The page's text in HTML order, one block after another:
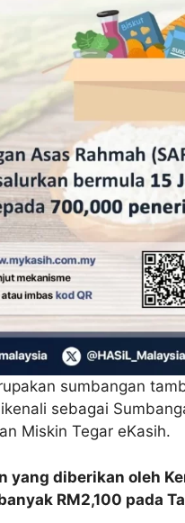
sumbangan
sebagai
Miskin Tegar eKasih.
yang diberikan oleh
RM2,100 pada